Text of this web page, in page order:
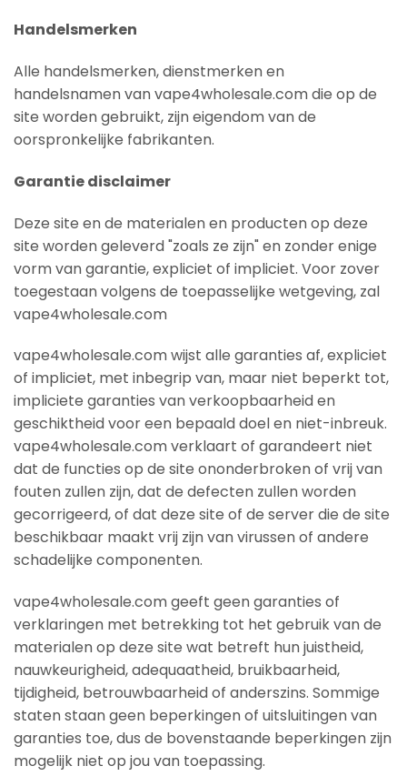
Handelsmerken
Alle handelsmerken, dienstmerken en
handelsnamen van vape4wholesale.com die op de
site worden gebruikt, zijn eigendom van de
oorspronkelijke fabrikanten.
Garantie disclaimer
Deze site en de materialen en producten op deze
site worden geleverd "zoals ze zijn" en zonder enige
vorm van garantie, expliciet of impliciet. Voor zover
toegestaan volgens de toepasselijke wetgeving, zal
vape4wholesale.com
vape4wholesale.com wijst alle garanties af, expliciet
of impliciet, met inbegrip van, maar niet beperkt tot,
impliciete garanties van verkoopbaarheid en
geschiktheid voor een bepaald doel en niet-inbreuk.
vape4wholesale.com verklaart of garandeert niet
dat de functies op de site ononderbroken of vrij van
fouten zullen zijn, dat de defecten zullen worden
gecorrigeerd, of dat deze site of de server die de site
beschikbaar maakt vrij zijn van virussen of andere
schadelijke componenten.
vape4wholesale.com geeft geen garanties of
verklaringen met betrekking tot het gebruik van de
materialen op deze site wat betreft hun juistheid,
nauwkeurigheid, adequaatheid, bruikbaarheid,
tijdigheid, betrouwbaarheid of anderszins. Sommige
staten staan geen beperkingen of uitsluitingen van
garanties toe, dus de bovenstaande beperkingen zijn
mogelijk niet op jou van toepassing.